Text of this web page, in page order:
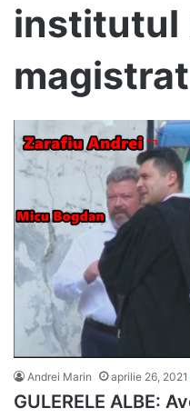
institutul
Andrei Marin aprilie 26, 2021
GULERELE ALBE: